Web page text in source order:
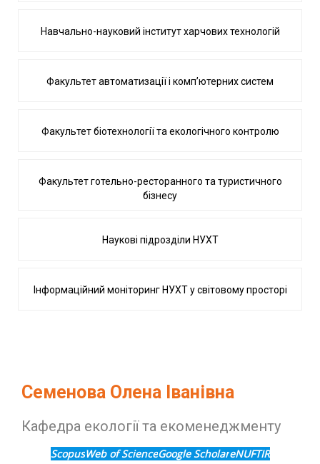
Навчально-науковий інститут харчових технологій
Факультет автоматизації і комп’ютерних систем
Факультет біотехнології та екологічного контролю
Факультет готельно-ресторанного та туристичного
бізнесу
Наукові підрозділи НУХТ
Інформаційний моніторинг НУХТ у світовому просторі
Семенова Олена Іванівна
Кафедра екології та екоменеджменту
ScopusWeb of ScienceGoogle ScholareNUFTIR